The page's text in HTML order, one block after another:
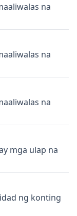
na
na
na
mga ulap na
ng konting